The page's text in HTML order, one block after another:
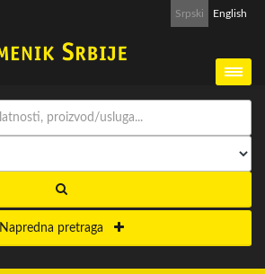
Srpski English
Napredna pretraga